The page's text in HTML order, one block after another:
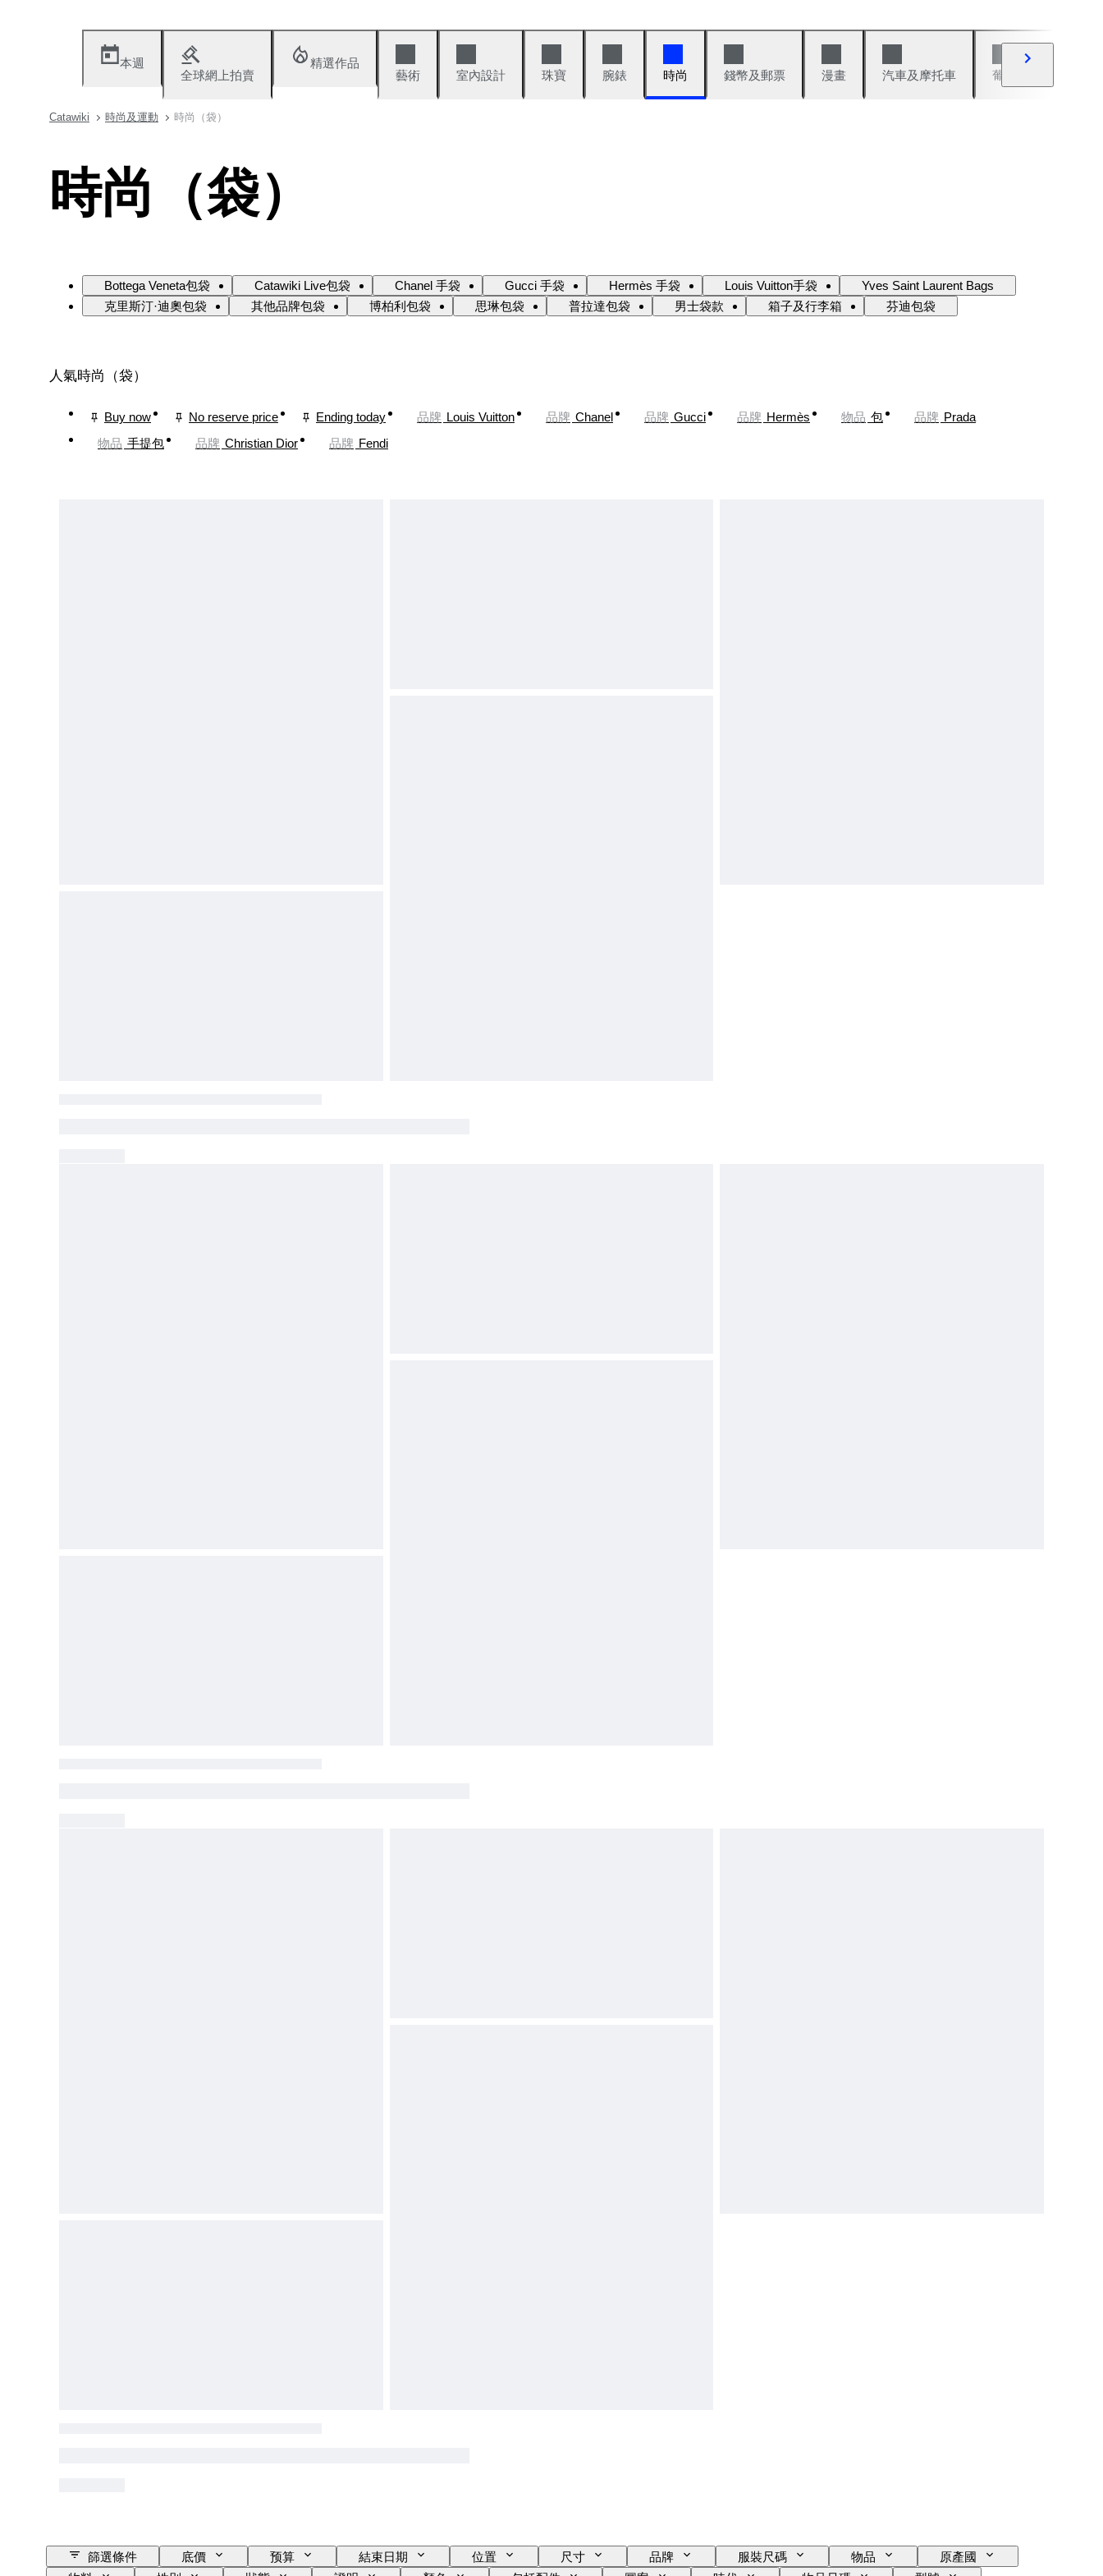
本週
全球網上拍賣
精選作品
藝術
室內設計 珠寶 腕錶 時尚 錢幣及郵票 漫畫 汽車及摩托車 葡萄酒與烈酒
Catawiki 時尚及運動 時尚（袋）
時尚（袋）
Bottega Veneta包袋 Catawiki Live包袋 Chanel 手袋 Gucci 手袋 Hermès 手袋 Louis Vuitton手袋
Yves Saint Laurent Bags
克里斯汀·迪奧包袋
其他品牌包袋 博柏利包袋 思琳包袋 普拉達包袋 男士袋款 箱子及行李箱 芬迪包袋
人氣時尚（袋）
Buy now No reserve price Ending today 品牌 Louis Vuitton 品牌 Chanel 品牌 Gucci 品牌 Hermès 物品 包 品牌 Prada
物品 手提包 品牌 Christian Dior 品牌 Fendi
篩選條件 底價 预算 結束日期 位置 尺寸 品牌 服裝尺碼 物品
原產國